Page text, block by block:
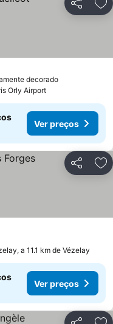
Partilhar
decorado
Orly Airport
Ver preços
Partilhar
a 11.1 km de Vézelay
Ver preços